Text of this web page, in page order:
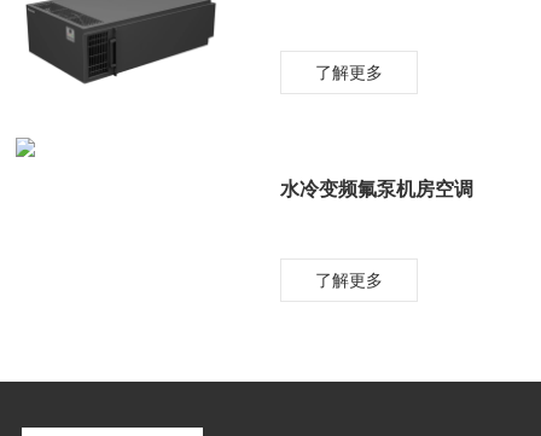
了解更多
水冷变频氟泵机房空调
了解更多